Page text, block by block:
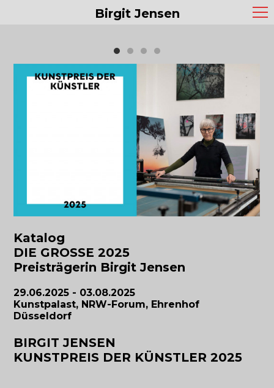
Birgit Jensen
Katalog
DIE GROSSE 2025
Preisträgerin Birgit Jensen
29.06.2025 - 03.08.2025
Kunstpalast, NRW-Forum, Ehrenhof
Düsseldorf
BIRGIT JENSEN
KUNSTPREIS DER KÜNSTLER 2025